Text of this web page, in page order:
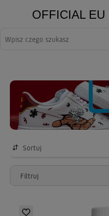
OFFICIAL EU
Sortuj
Filtruj